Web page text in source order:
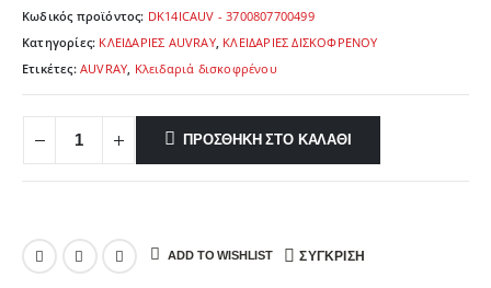
Κωδικός προϊόντος: DK14ICAUV - 3700807700499
Κατηγορίες: ΚΛΕΙΔΑΡΙΕΣ AUVRAY, ΚΛΕΙΔΑΡΙΕΣ ΔΙΣΚΟΦΡΕΝΟΥ
Ετικέτες: AUVRAY Κλειδαριά δισκοφρένου
ΠΡΟΣΘΉΚΗ ΣΤΟ ΚΑΛΆΘΙ
ADD TO WISHLIST ΣΎΓΚΡΙΣΗ